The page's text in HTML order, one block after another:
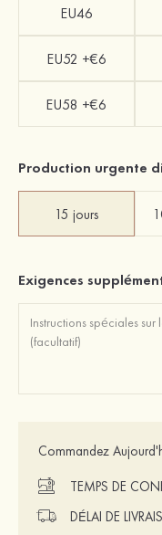
EU46
EU52 +€6
EU58 +€6
Production urgente
15 jours
Exigences
Commandez
TEMPS DE
DÉLAI DE